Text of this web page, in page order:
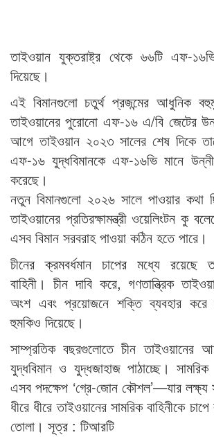
তাইওয়ান যুক্তরাষ্ট্র থেকে ৬৬টি এফ-
দিয়েছে।
এই বিমানগুলো চতুর্থ প্রজন্মের আধুনিক
তাইওয়ানের পুরোনো এফ-১৬ এ/বি জেটের
আগে তাইওয়ান ২০২৩ সালের শেষ দিকে
এফ-১৬ যুদ্ধবিমানকে এফ-১৬ভি মানে
করেছে।
নতুন বিমানগুলো ২০২৬ সালে পাওয়ার কথা
তাইওয়ানের প্রতিরক্ষামন্ত্রী ওয়েলিংটন কু
এসব বিমান সরবরাহ পাওয়া কঠিন হতে পারে।
চীনের ক্রমবর্ধমান চাপের মধ্যে রয়েছে
বাহিনী। চীন দাবি করে, গণতান্ত্রিক
অংশ এবং প্রয়োজনে শক্তি ব্যবহার করে
হুমকিও দিয়েছে।
সাম্প্রতিক বছরগুলোতে চীন তাইওয়ানের
যুদ্ধবিমান ও যুদ্ধজাহাজ পাঠাচ্ছে। সামরিক
এসব পদক্ষেপ ‘গ্রে-জোন কৌশল’—যার লক্ষ্য
ধীরে ধীরে তাইওয়ানের সামরিক বাহিনীকে
তোলা। সূত্র : টিআরটি